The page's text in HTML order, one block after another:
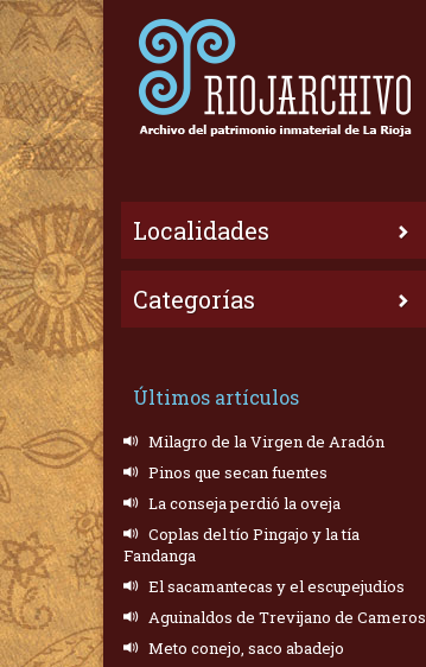
Localidades
Categorías
Últimos artículos
Milagro de la Virgen de Aradón
Pinos que secan fuentes
La conseja perdió la oveja
Coplas del tío Pingajo y la tía
Fandanga
El sacamantecas y el escupejudíos
Aguinaldos de Trevijano de Cameros
Meto conejo, saco abadejo